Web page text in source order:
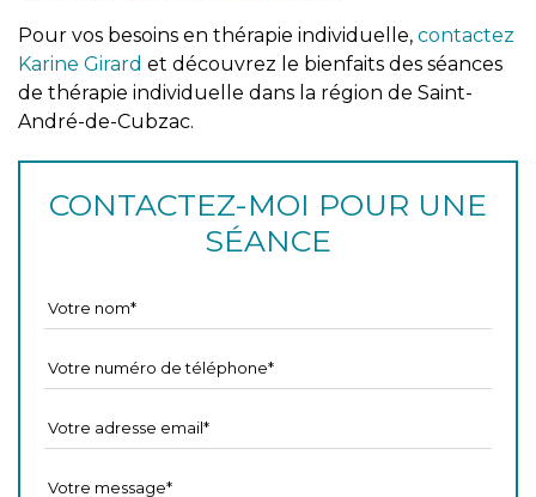
Pour vos besoins en thérapie individuelle, contactez
Karine Girard et découvrez le bienfaits des séances
de thérapie individuelle dans la région de Saint-
André-de-Cubzac.
CONTACTEZ-MOI POUR UNE
SÉANCE